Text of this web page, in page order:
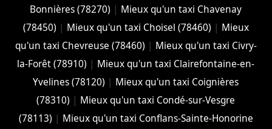
Bonnières (78270) | Mieux qu'un taxi Chavenay
(78450) | Mieux qu'un taxi Choisel (78460) | Mieux
qu'un taxi Chevreuse (78460) | Mieux qu'un taxi Civry-
la-Forêt (78910) | Mieux qu'un taxi Clairefontaine-en-
Yvelines (78120) | Mieux qu'un taxi Coignières
(78310) | Mieux qu'un taxi Condé-sur-Vesgre
(78113) | Mieux qu'un taxi Conflans-Sainte-Honorine